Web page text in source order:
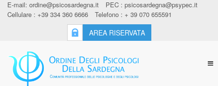
E-mail: ordine@psicosardegna.it PEC : psicosardegna@psypec.it
Cellulare : +39 334 360 6666
Telefono : + 39 070 655591
AREA RISERVATA